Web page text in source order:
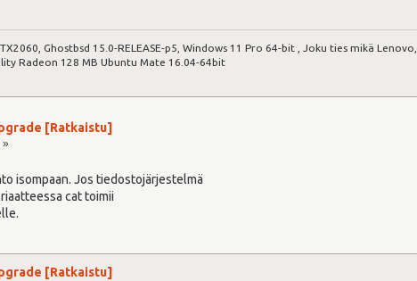
Ghostbsd 15.0-RELEASE-p5, Windows 11 Pro 64-bit , Joku ties mikä
Radeon 128 MB Ubuntu Mate 16.04-64bit
[Ratkaistu]
»
isompaan. Jos tiedostojärjestelmä
cat toimii
[Ratkaistu]